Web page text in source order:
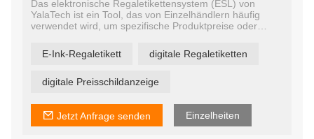
Das elektronische Regaletikettensystem (ESL) von
YalaTech ist ein Tool, das von Einzelhändlern häufig
verwendet wird, um spezifische Produktpreise oder
ermöglicht die Verwendung von esl-Tags den Benutzern,
alle Preise zentral zu kontrollieren, Preis- und
jedem Geschäft in Sekundenschnelle zu ändern, um
E-Ink-Regaletikett digitale Regaletiketten
digitale Preisschildanzeige
Jetzt Anfrage senden Einzelheiten